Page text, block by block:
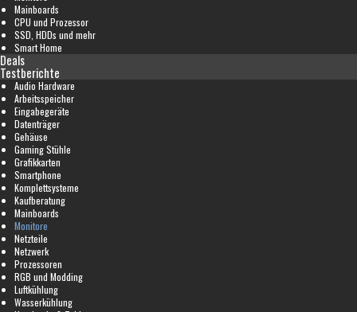
Mainboards
CPU und Prozessor
SSD, HDDs und mehr
Smart Home
Deals
Testberichte
Audio Hardware
Arbeitsspeicher
Eingabegeräte
Datenträger
Gehäuse
Gaming Stühle
Grafikkarten
Smartphone
Komplettsysteme
Kaufberatung
Mainboards
Monitore
Netzteile
Netzwerk
Prozessoren
RGB und Modding
Luftkühlung
Wasserkühlung